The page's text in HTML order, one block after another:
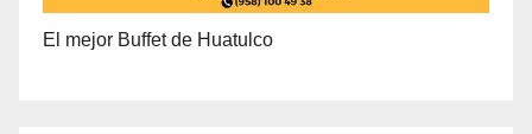
El mejor Buffet de Huatulco